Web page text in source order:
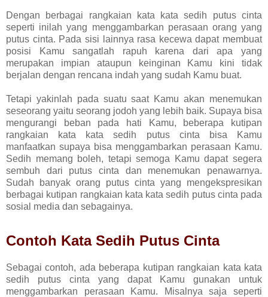
Dengan berbagai rangkaian kata kata sedih putus cinta
seperti inilah yang menggambarkan perasaan orang yang
putus cinta. Pada sisi lainnya rasa kecewa dapat membuat
posisi Kamu sangatlah rapuh karena dari apa yang
merupakan impian ataupun keinginan Kamu kini tidak
berjalan dengan rencana indah yang sudah Kamu buat.
Tetapi yakinlah pada suatu saat Kamu akan menemukan
seseorang yaitu seorang jodoh yang lebih baik. Supaya bisa
mengurangi beban pada hati Kamu, beberapa kutipan
rangkaian kata kata sedih putus cinta bisa Kamu
manfaatkan supaya bisa menggambarkan perasaan Kamu.
Sedih memang boleh, tetapi semoga Kamu dapat segera
sembuh dari putus cinta dan menemukan penawarnya.
Sudah banyak orang putus cinta yang mengekspresikan
berbagai kutipan rangkaian kata kata sedih putus cinta pada
sosial media dan sebagainya.
Contoh Kata Sedih Putus Cinta
Sebagai contoh, ada beberapa kutipan rangkaian kata kata
sedih putus cinta yang dapat Kamu gunakan untuk
menggambarkan perasaan Kamu. Misalnya saja seperti